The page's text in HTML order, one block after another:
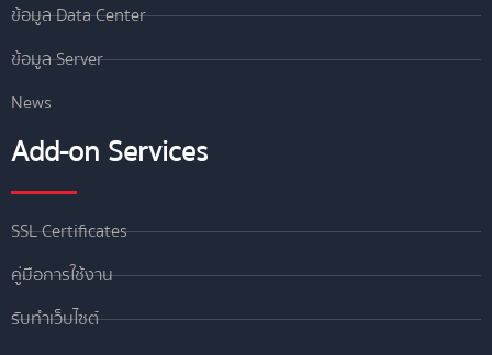
ข้อมูล Data Center
ข้อมูล Server
News
Add-on Services
SSL Certificates
คู่มือการใช้งาน
รับทำเว็บไซต์